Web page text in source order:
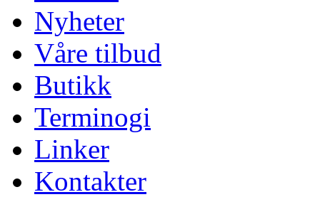
Nyheter
Våre tilbud
Butikk
Terminogi
Linker
Kontakter